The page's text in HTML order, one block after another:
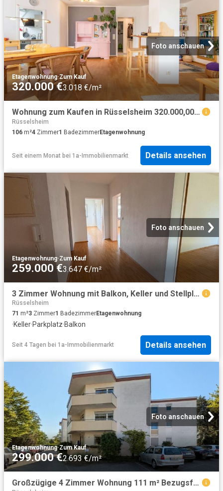
Foto anschauen
Etagenwohnung·Zum Kauf
320.000 €3.018 €/m²
Wohnung zum Kaufen in Rüsselsheim 320.000,00 EUR 106 m²
Rüsselsheim
106 m²4 Zimmer1 BadezimmerEtagenwohnung
Seit einem Monat bei 1a-Immobilienmarkt Details ansehen
Foto anschauen
Etagenwohnung·Zum Kauf
259.000 €3.647 €/m²
3 Zimmer Wohnung mit Balkon, Keller und Stellplatz
Rüsselsheim
71 m²3 Zimmer1 BadezimmerEtagenwohnung
·Keller·Parkplatz·Balkon
Seit 4 Tagen bei 1a-Immobilienmarkt Details ansehen
Foto anschauen
Etagenwohnung·Zum Kauf
299.000 €2.693 €/m²
Großzügige 4 Zimmer Wohnung 111 m² Bezugsfrei von Privat